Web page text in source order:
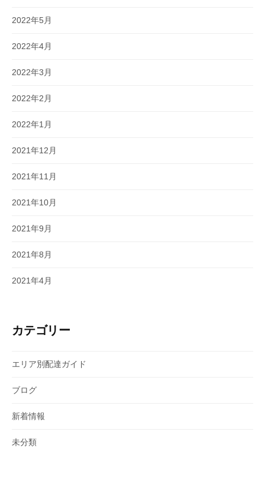
2022年5月
2022年4月
2022年3月
2022年2月
2022年1月
2021年12月
2021年11月
2021年10月
2021年9月
2021年8月
2021年4月
カテゴリー
エリア別配達ガイド
ブログ
新着情報
未分類